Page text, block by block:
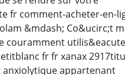
fr comment-acheter-en-
&mdash; Co&ucirc;t
couramment
fr fr xanax
anxiolytique appartenant